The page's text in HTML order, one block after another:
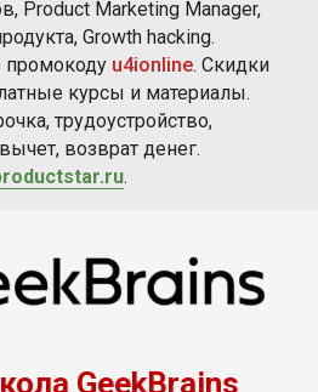
Product Marketing Manager,
Growth hacking.
промокоду u4ionline. Скидки
курсы и материалы.
трудоустройство,
возврат денег.
.
GeekBrains